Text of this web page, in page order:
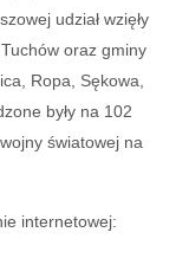
udział wzięły
oraz gminy
Ropa, Sękowa,
były na 102
światowej na
internetowej: